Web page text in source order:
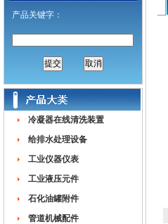
产品关键字：
冷凝器在线清洗装置
给排水处理设备
工业仪器仪表
工业液压元件
石化油罐附件
管道机械配件